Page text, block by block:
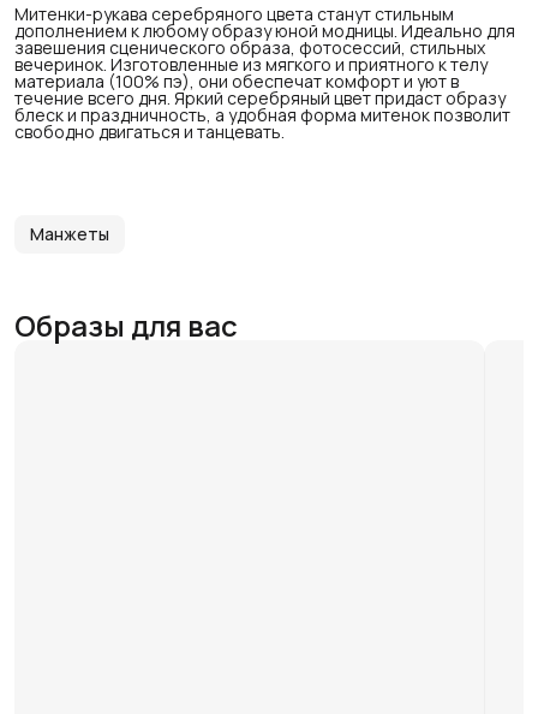
Митенки-рукава серебряного цвета станут стильным
дополнением к любому образу юной модницы. Идеально для
завешения сценического образа, фотосессий, стильных
вечеринок. Изготовленные из мягкого и приятного к телу
материала (100% пэ), они обеспечат комфорт и уют в
течение всего дня. Яркий серебряный цвет придаст образу
блеск и праздничность, а удобная форма митенок позволит
свободно двигаться и танцевать.
Манжеты
Образы для вас